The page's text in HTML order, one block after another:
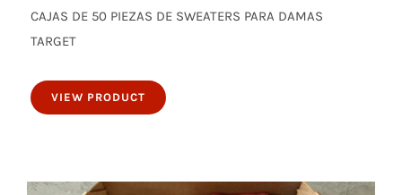
CAJAS DE 50 PIEZAS DE SWEATERS PARA DAMAS
TARGET
VIEW PRODUCT